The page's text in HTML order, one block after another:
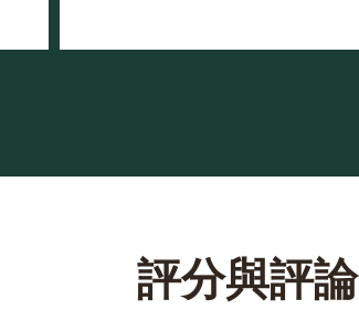
評分與評論